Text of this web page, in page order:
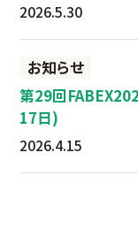
2026.5.30
お知らせ
第29回
17日)
2026.4.15